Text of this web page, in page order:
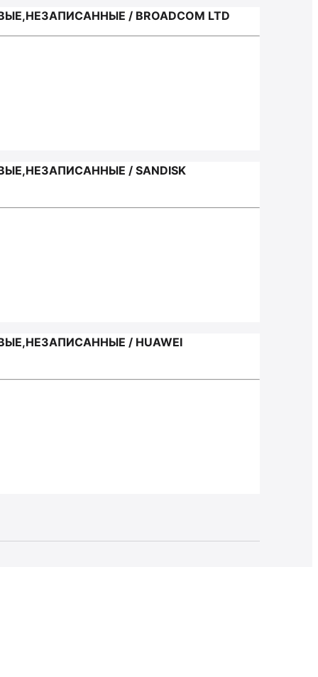
/ BROADCOM LTD
/ SANDISK
/ HUAWEI